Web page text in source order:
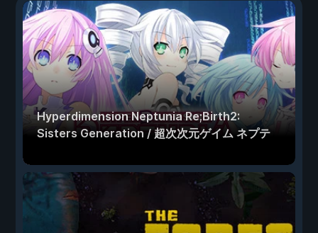
Hyperdimension Neptunia Re;Birth2:
Sisters Generation / 超次次元ゲイム ネプテ